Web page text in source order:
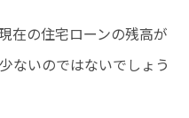
在の住宅ローンの残高が
ないのではないでしょう